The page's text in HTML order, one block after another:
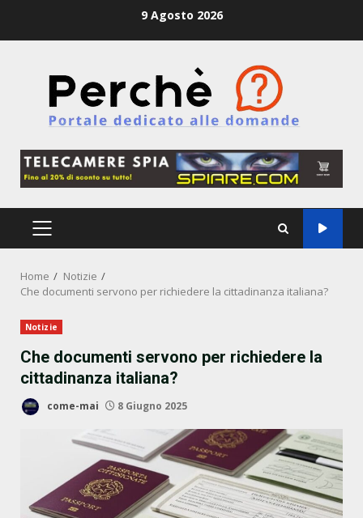
9 Agosto 2026
PRIMARY
Home
Notizie
Che documenti servono per richiedere la cittadinanza italiana?
Notizie
Che documenti servono per richiedere la
cittadinanza italiana?
come-mai 8 Giugno 2025